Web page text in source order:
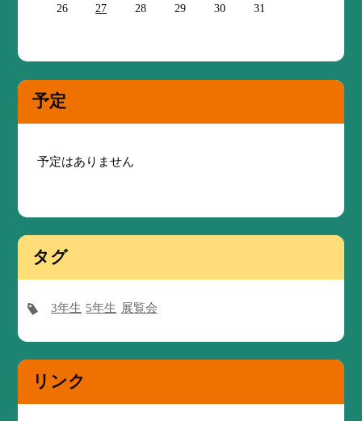
26 27 28 29 30 31
予定
予定はありません
タグ
3年生 5年生 展覧会
リンク